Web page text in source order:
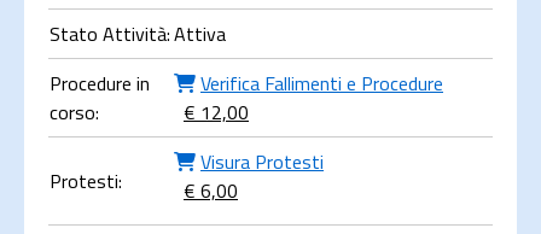
Stato Attività:Attiva
Procedure in
corso:
Verifica Fallimenti e Procedure
€ 12,00
Protesti:
Visura Protesti
€ 6,00